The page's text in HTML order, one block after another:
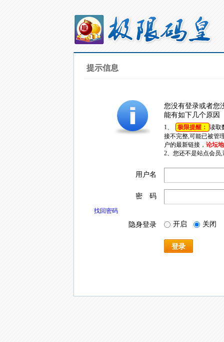
提示信息
您没有登录或者您
能有如下几个原因
1、 极限提醒： 读取
接不完整,可能已被管
户的最新链接， 论坛
2、您还不是站点会员
用户名
密 码
找回密码
隐身登录 开启 关闭
登录